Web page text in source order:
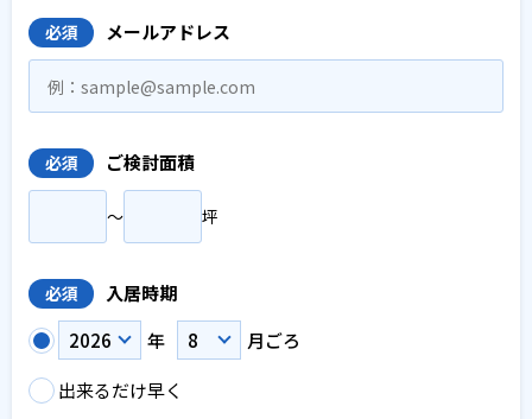
必須 メールアドレス
必須 ご検討面積
〜 坪
必須
入居時期
年
月ごろ
出来るだけ早く